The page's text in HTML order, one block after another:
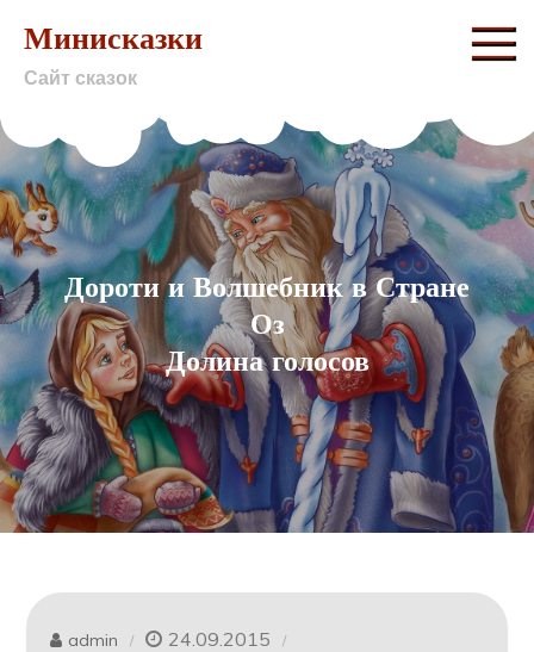
content
Минисказки
Сайт сказок
Дороти и Волшебник в Стране
Оз
Долина голосов
admin 24.09.2015